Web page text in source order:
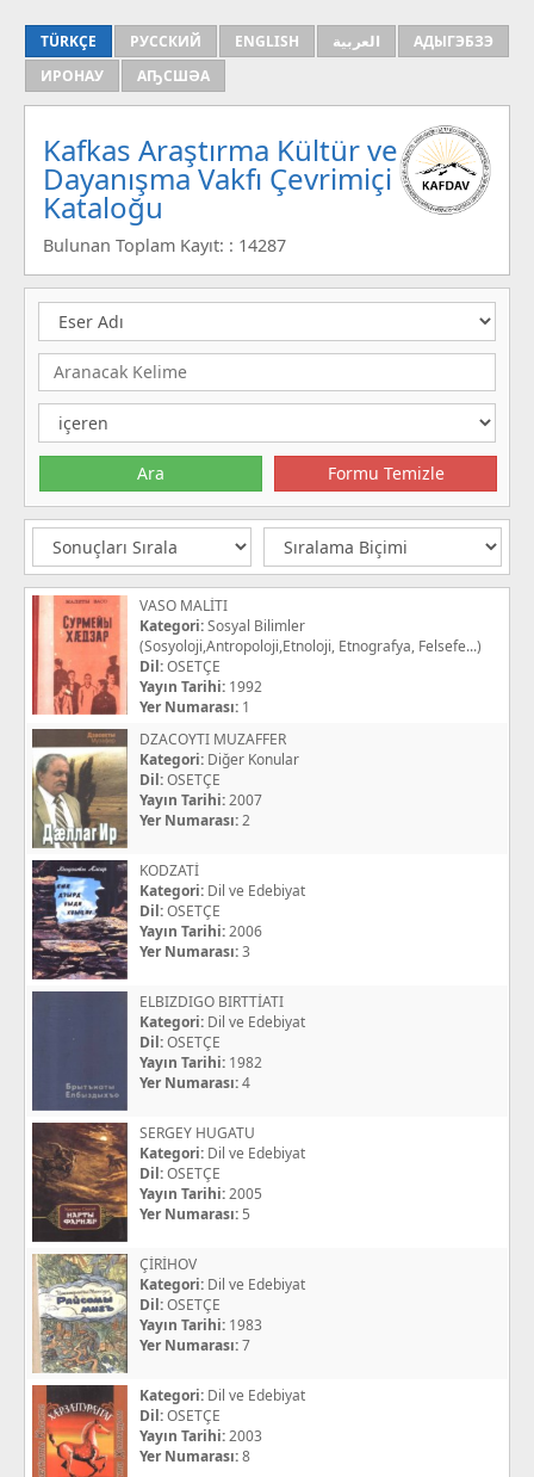
TÜRKÇE РУССКИЙ ENGLISH العربية
АДЫГЭБЗЭ
ИРОНАУ
АҦСШӘА
Kafkas Araştırma Kültür ve
Dayanışma Vakfı Çevrimiçi
Kataloğu
Bulunan Toplam Kayıt: : 14287
VASO MALİTI
Kategori:Sosyal Bilimler
(Sosyoloji,Antropoloji,Etnoloji, Etnografya, Felsefe...)
Dil:OSETÇE
Yayın Tarihi: 1992
Yer Numarası: 1
DZACOYTI MUZAFFER
Kategori: Diğer Konular
Dil:OSETÇE
Yayın Tarihi:2007
Yer Numarası:2
KODZATİ
Kategori: Dil ve Edebiyat
Dil:OSETÇE
Yayın Tarihi:2006
Yer Numarası:3
ELBIZDIGO BIRTTİATI
Kategori: Dil ve Edebiyat
Dil:OSETÇE
Yayın Tarihi: 1982
Yer Numarası:4
SERGEY HUGATU
Kategori: Dil ve Edebiyat
Dil:OSETÇE
Yayın Tarihi:2005
Yer Numarası: 5
ÇİRİHOV
Kategori: Dil ve Edebiyat
Dil:OSETÇE
Yayın Tarihi: 1983
Yer Numarası:7
Kategori: Dil ve Edebiyat
Dil:OSETÇE
Yayın Tarihi:2003
Yer Numarası:8